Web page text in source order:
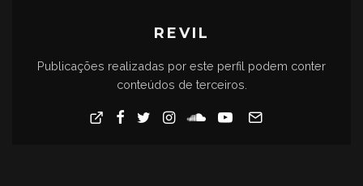
REVIL
Publicações realizadas por este perfil podem conter
conteúdos de terceiros.